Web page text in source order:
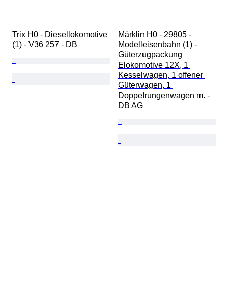
Trix H0 - Diesellokomotive
(1) - V36 257 - DB
Märklin H0 - 29805 -
Modelleisenbahn (1) -
Güterzugpackung
Elokomotive 12X, 1
Kesselwagen, 1 offener
Güterwagen, 1
Doppelrungenwagen m. -
DB AG